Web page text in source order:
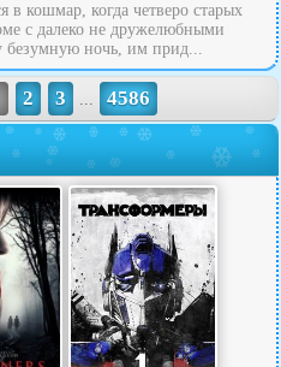
в кошмар, когда четверо старых
с далеко не дружелюбными
безумную ночь, им прид...
2 3 ... 4586